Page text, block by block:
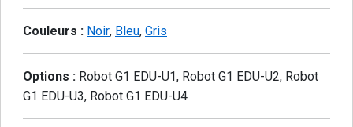
Couleurs : Noir, Bleu, Gris
Options : Robot G1 EDU-U1, Robot G1 EDU-U2, Robot
G1 EDU-U3, Robot G1 EDU-U4